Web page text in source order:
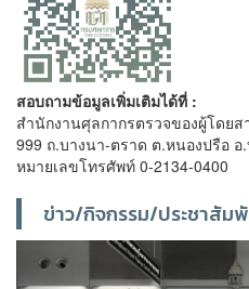
สอบถามข้อมูลเพิ่มเติมได้ที่ :
สำนักงานศุลกากรตรวจของผู้โดย
999 ถ.บางนา-ตราด ต.หนองปรือ
หมายเลขโทรศัพท์ 0-2134-0400
ข่าว/กิจกรรม/ประชาสัม
Previous